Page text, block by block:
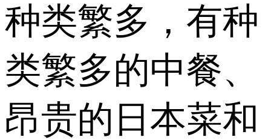
种类繁多，有种
类繁多的中餐、
昂贵的日本菜和